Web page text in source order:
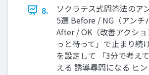
8.
ソクラテス式問答法のア
5選 Before / NG（アンチ
After / OK（改善アクショ
っと待って」で止まり続
を設定して 「3分で考え
える 誘導尋問になる ヒ